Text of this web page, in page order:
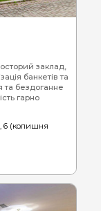
заклад,
банкетів та
та бездоганне
гарно
6 (колишня